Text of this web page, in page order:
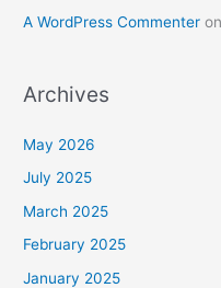
A WordPress Commenter on
Archives
May 2026
July 2025
March 2025
February 2025
January 2025